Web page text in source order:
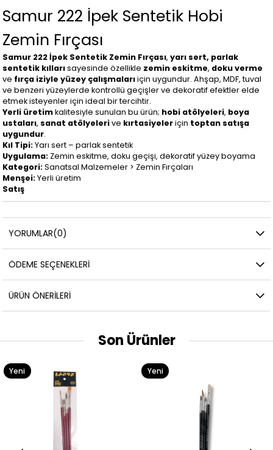
Samur 222 İpek Sentetik Hobi
Zemin Fırçası
Samur 222 İpek Sentetik Zemin Fırçası,yarı sert, parlak
sentetik kıllarısayesinde özellikle zemin eskitme, doku verme
ve fırça iziyle yüzey çalışmalarıiçin uygundur. Ahşap, MDF, tuval
ve benzeri yüzeylerde kontrollü geçişler ve dekoratif efektler elde
etmek isteyenler için ideal bir tercihtir.
Yerli üretimkalitesiyle sunulan bu ürün; hobi atölyeleri, boya
ustaları, sanat atölyelerive kırtasiyeleriçin toptan satışa
uygundur.
Kıl Tipi:Yarı sert – parlak sentetik
Uygulama: Zemin eskitme, doku geçişi, dekoratif yüzey boyama
Kategori:Sanatsal Malzemeler > Zemin Fırçaları
Menşei:Yerli üretim
Satış
YORUMLAR(0)
ÖDEME SEÇENEKLERI
ÜRÜN ÖNERILERI
Son Ürünler
Yeni
Yeni